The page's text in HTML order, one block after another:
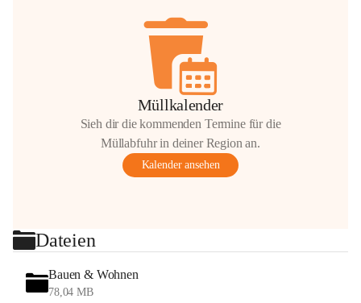
Müllkalender
Sieh dir die kommenden Termine für die
Müllabfuhr in deiner Region an.
Kalender ansehen
Dateien
Bauen & Wohnen
78,04 MB